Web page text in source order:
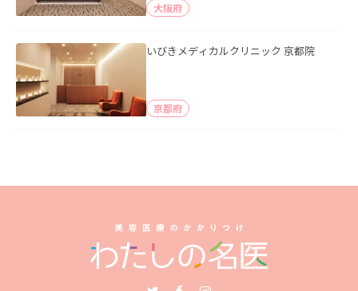
大阪府
いびきメディカルクリニック 京都院
京都府